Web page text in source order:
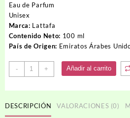
original
95.00USD.
Eau de Parfum
Unisex
Marca: Lattafa
Contenido Neto: 100 ml
País de Origen: Emiratos Árabes
-
Perfume
AFFECTION
+ Añadir al carrito
DESCRIPCIÓN VALORACIONES (0)